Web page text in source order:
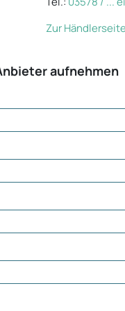
Zur Händlerseite
aufnehmen